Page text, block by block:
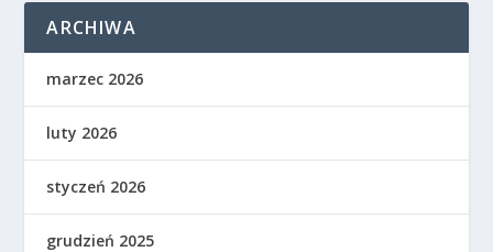
ARCHIWA
marzec 2026
luty 2026
styczeń 2026
grudzień 2025